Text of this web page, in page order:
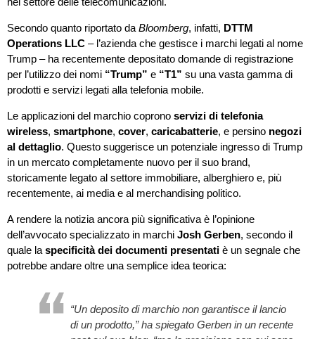
Secondo quanto riportato da Bloomberg, infatti, DTTM
Operations LLC – l’azienda che gestisce i marchi legati al nome
Trump – ha recentemente depositato domande di registrazione
per l’utilizzo dei nomi “Trump” e “T1” su una vasta gamma di
prodotti e servizi legati alla telefonia mobile.
Le applicazioni del marchio coprono servizi di telefonia
wireless, smartphone, cover, caricabatterie, e persino negozi
al dettaglio. Questo suggerisce un potenziale ingresso di Trump
in un mercato completamente nuovo per il suo brand,
storicamente legato al settore immobiliare, alberghiero e, più
recentemente, ai media e al merchandising politico.
A rendere la notizia ancora più significativa è l’opinione
dell’avvocato specializzato in marchi Josh Gerben, secondo il
quale la specificità dei documenti presentati è un segnale che
potrebbe andare oltre una semplice idea teorica:
“Un deposito di marchio non garantisce il lancio
di un prodotto,” ha spiegato Gerben in un recente